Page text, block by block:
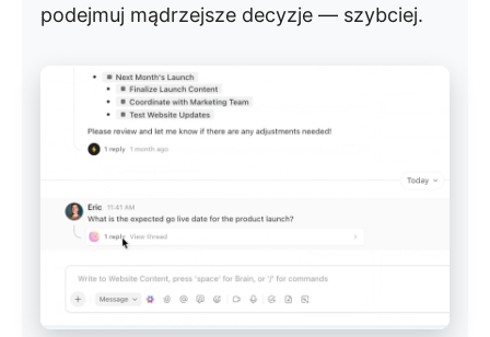
podejmuj mądrzejsze decyzje — szybciej.